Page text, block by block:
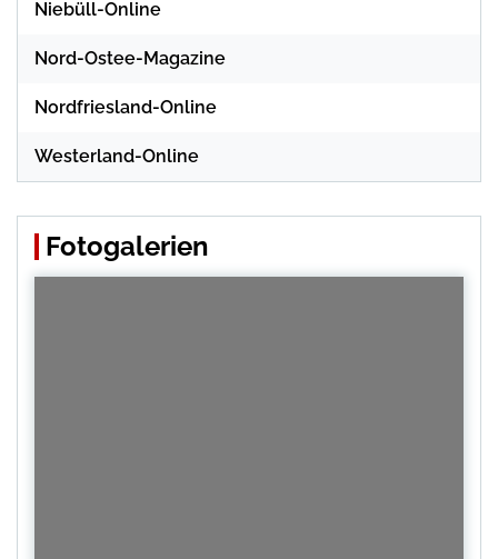
Niebüll-Online
Nord-Ostee-Magazine
Nordfriesland-Online
Westerland-Online
Fotogalerien